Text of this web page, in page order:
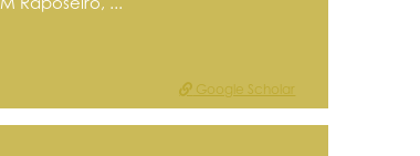
Google Scholar